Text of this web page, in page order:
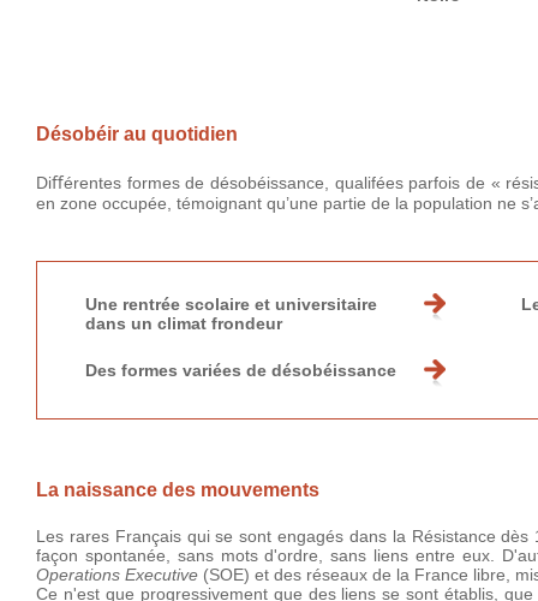
Désobéir au quotidien
Diﬀérentes formes de désobéissance, qualifées parfois de «
en zone occupée, témoignant qu’une partie de la population ne
Une rentrée scolaire et universitaire
dans un climat frondeur
Des formes variées de désobéissance
La naissance des mouvements
Les rares Français qui se sont engagés dans la Résistance
façon spontanée, sans mots d'ordre, sans liens entre eux.
Operations Executive (SOE) et des réseaux de la France libre,
Ce n'est que progressivement que des liens se sont établis,